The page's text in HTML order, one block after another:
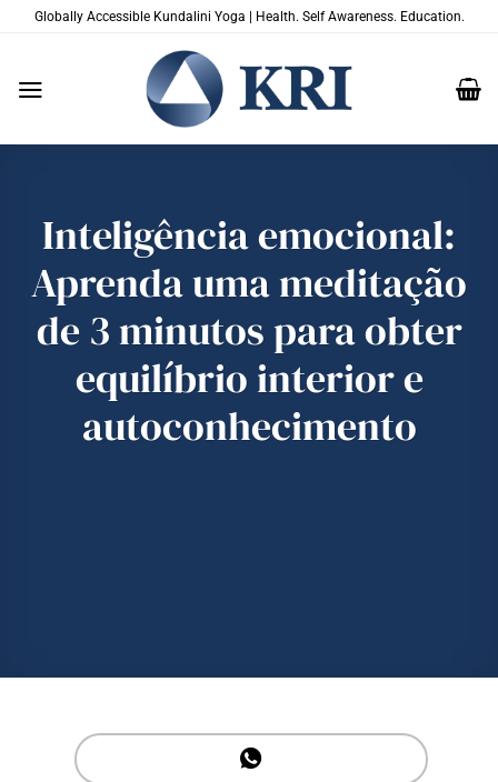
Globally Accessible Kundalini Yoga | Health. Self Awareness. Education.
Inteligência emocional:
Aprenda uma meditação
de 3 minutos para obter
equilíbrio interior e
autoconhecimento